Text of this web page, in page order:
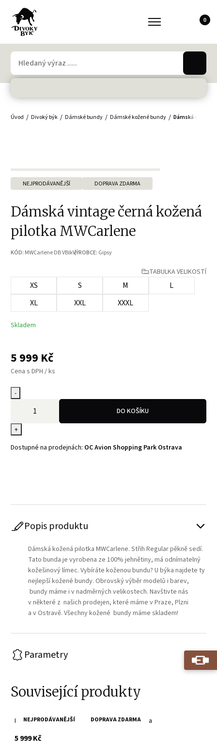
0
Úvod Divoký býk Dámské bundy Dámské kožené bundy Dámská vintage
NEJPRODÁVANĚJŠÍ DOPRAVA ZDARMA
Dámská vintage černá kožená
pilotka MWCarlene
KÓD: MWCarlene DB VBlkVÝROBCE: Gipsy
TABULKA VELIKOSTÍ
XS S M
L
XL
XXL XXXL
Skladem
5 999 Kč
Cena s DPH / ks
-
+
DO KOŠÍKU
Dostupné na prodejnách: OC Avion Shopping Park Ostrava
Popis produktu
Dámská kožená pilotka MWCarlene. Střih Regular pěkně sedí.
Tato bunda je vyrobena ze 100% jehnětiny, má odnímatelný
kožešinový límec. Vybíráte koženou bundu? U býka najdete ty
nejlepší kožené bundy. Obrovský výběr modelů i barev,
bundy máme i v nadměrných velikostech. Navštivte nás
v některé z našich prodejen, které máme v Praze, Plzni
a v Ostravě. Všechny kožené bundy máme skladem!
Parametry
Související produkty
NEJPRODÁVANĚJŠÍ DOPRAVA ZDARMA
Dámská vintage hnědá kožená pilotka GWNastja
5 999 Kčs DPH